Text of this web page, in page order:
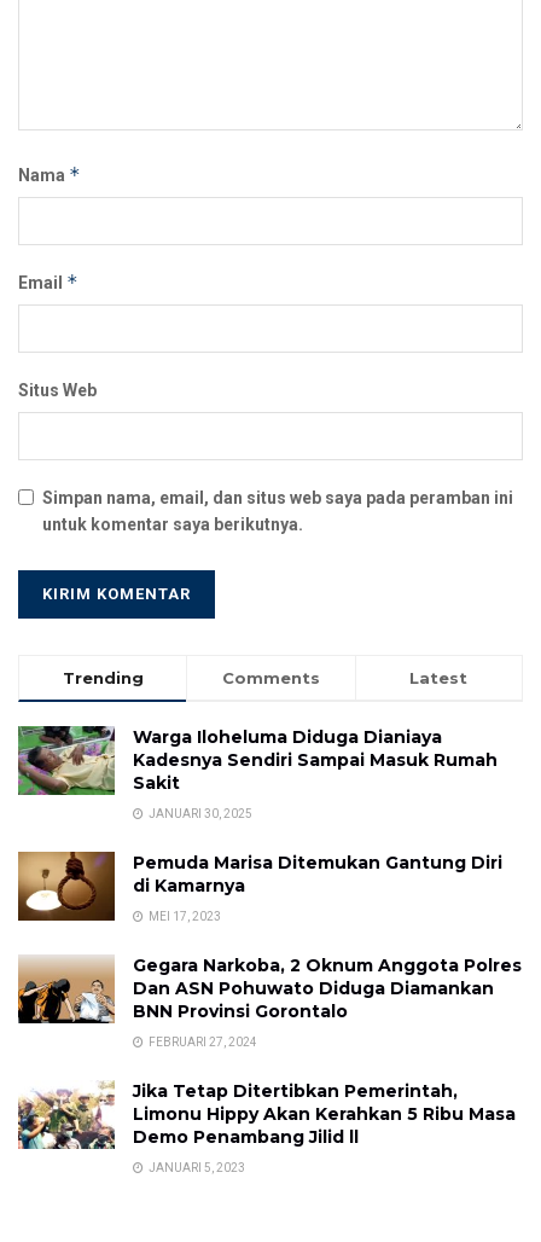
Nama *
Email *
Situs Web
Simpan nama, email, dan situs web saya pada peramban ini
untuk komentar saya berikutnya.
Trending Comments Latest
Warga Iloheluma Diduga Dianiaya
Kadesnya Sendiri Sampai Masuk Rumah
Sakit
JANUARI 30, 2025
Pemuda Marisa Ditemukan Gantung Diri
di Kamarnya
MEI 17, 2023
Gegara Narkoba, 2 Oknum Anggota Polres
Dan ASN Pohuwato Diduga Diamankan
BNN Provinsi Gorontalo
FEBRUARI 27, 2024
Jika Tetap Ditertibkan Pemerintah,
Limonu Hippy Akan Kerahkan 5 Ribu Masa
Demo Penambang Jilid ll
JANUARI 5, 2023